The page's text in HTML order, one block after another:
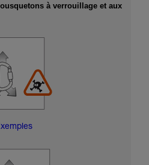
à verrouillage et aux